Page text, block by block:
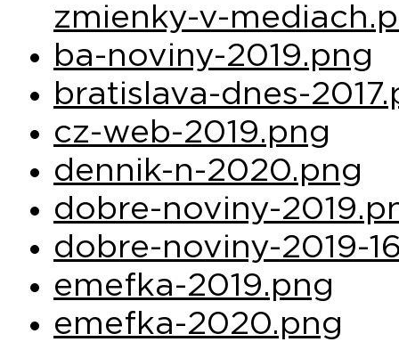
zmienky-v-
ba-noviny-2019.png
bratislava-dnes-
cz-web-2019.png
dennik-n-2020.png
dobre-noviny-
dobre-noviny-2019-
emefka-2019.png
emefka-2020.png